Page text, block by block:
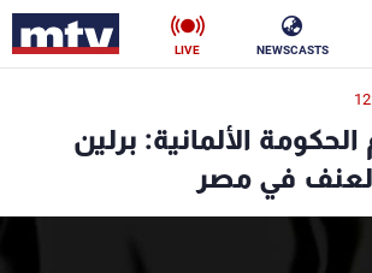
NEWSCASTS
LIVE
الألمانية: برلين
في مصر
ناس